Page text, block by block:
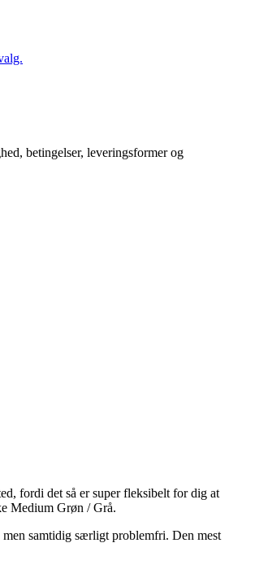
betingelser, leveringsformer og
fordi det så er super fleksibelt for dig at
Medium Grøn / Grå.
men samtidig særligt problemfri. Den mest